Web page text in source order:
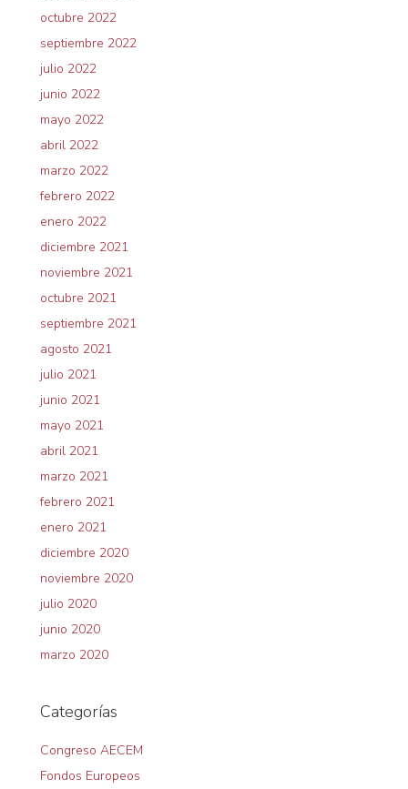
octubre 2022
septiembre 2022
julio 2022
junio 2022
mayo 2022
abril 2022
marzo 2022
febrero 2022
enero 2022
diciembre 2021
noviembre 2021
octubre 2021
septiembre 2021
agosto 2021
julio 2021
junio 2021
mayo 2021
abril 2021
marzo 2021
febrero 2021
enero 2021
diciembre 2020
noviembre 2020
julio 2020
junio 2020
marzo 2020
Categorías
Congreso AECEM
Fondos Europeos